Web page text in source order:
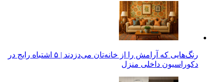
رنگ‌هایی که آرامش را از خانه‌تان می‌دزدند | ۵ اشتباه رایج در
دکوراسیون داخلی منزل